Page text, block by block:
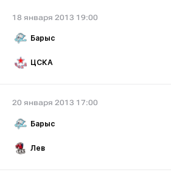
18 января 2013 19:00
Барыс
ЦСКА
20 января 2013 17:00
Барыс
Лев